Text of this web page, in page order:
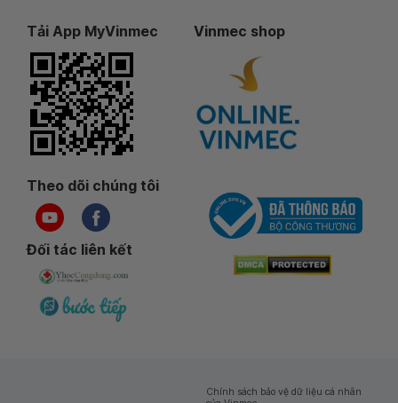
Tải App MyVinmec Vinmec shop
Theo dõi chúng tôi
Đối tác liên kết
Chính sách bảo vệ dữ liệu cá nhân